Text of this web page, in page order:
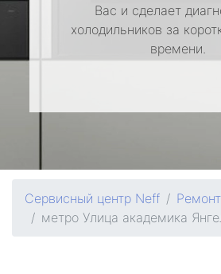
Вас и сделает
холодильников за
времени.
Сервисный центр Neff
метро Улица академика